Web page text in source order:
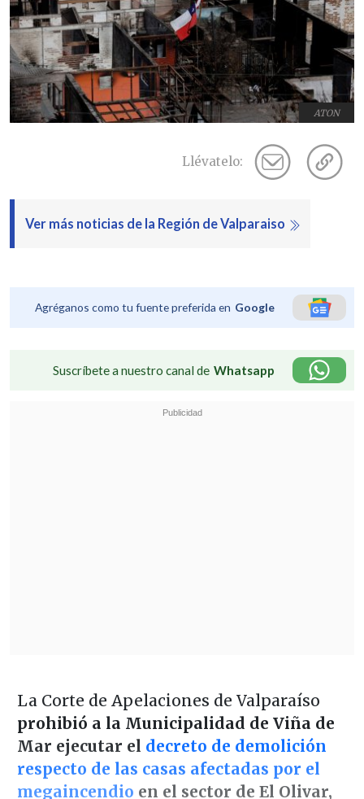
ATON
Llévatelo:
Ver más noticias de la Región de Valparaiso
Agréganos como tu fuente preferida en Google
Suscríbete a nuestro canal de Whatsapp
La Corte de Apelaciones de Valparaíso
prohibió a la Municipalidad de Viña de
Mar ejecutar el decreto de demolición
respecto de las casas afectadas por el
megaincendio en el sector de El Olivar,